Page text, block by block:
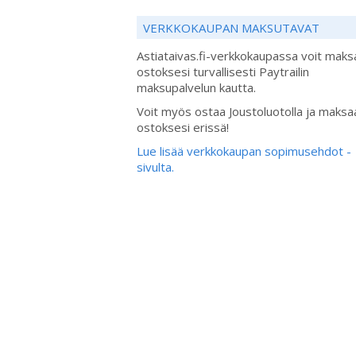
VERKKOKAUPAN MAKSUTAVAT
Astiataivas.fi-verkkokaupassa voit
ostoksesi turvallisesti Paytrailin
maksupalvelun kautta.
Voit myös ostaa Joustoluotolla ja
ostoksesi erissä!
Lue lisää verkkokaupan sopimusehdot -
sivulta.